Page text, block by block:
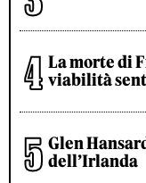
La morte di
viabilità
Glen
dell’Irlanda